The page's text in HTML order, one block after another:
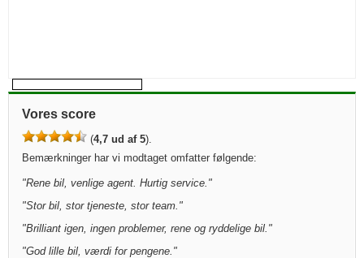
Vores score
(4,7 ud af 5).
Bemærkninger har vi modtaget omfatter følgende:
"Rene bil, venlige agent. Hurtig service. "
"Stor bil, stor tjeneste, stor team. "
"Brilliant igen, ingen problemer, rene og ryddelige bil. "
"God lille bil, værdi for pengene. "